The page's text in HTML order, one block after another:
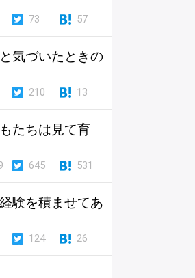
73 57
気づいたときの
210 13
たちは見て育
645 531
験を積ませてあ
124 26